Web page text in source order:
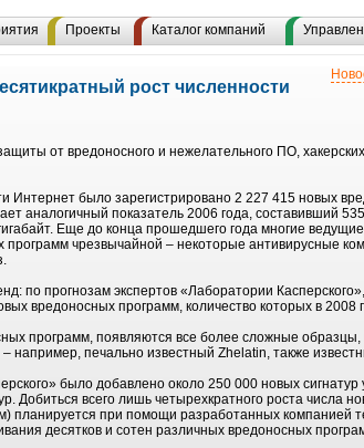
Проекты Каталог компаний
рост численности
от вредоносного и нежелательного ПО,
Интернет было зарегистрировано 2 227 415 новых
аналогичный показатель 2006 года, составивший
Еще до конца прошедшего года многие
чрезвычайной – некоторые антивирусные
по прогнозам экспертов «Лаборатории
вредоносных программ, количество которых в 2008
программ, появляются все более сложные
например, печально известный Zhelatin, также
было добавлено около 250 000 новых сигнатур
Добиться всего лишь четырехкратного роста числа
планируется при помощи разработанных компанией
десятков и сотен различных вредоносных